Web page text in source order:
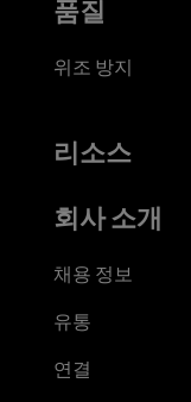
품질
위조 방지
리소스
회사 소개
채용 정보
유통
연결